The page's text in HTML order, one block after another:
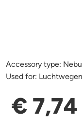
Accessory type:
Used for:
€ 7,74